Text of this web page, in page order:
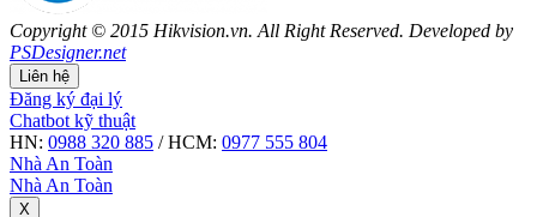
Copyright © 2015 Hikvision.vn. All Right Reserved. Developed by
PSDesigner.net
Liên hệ
Đăng ký đại lý
Chatbot kỹ thuật
HN: 0988 320 885 / HCM: 0977 555 804
Nhà An Toàn
Nhà An Toàn
X